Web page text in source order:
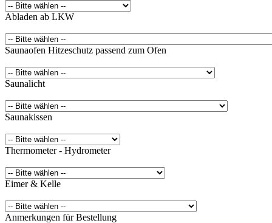
Abladen ab LKW
Saunaofen Hitzeschutz passend zum Ofen
Saunalicht
Saunakissen
Thermometer - Hydrometer
Eimer & Kelle
Anmerkungen für Bestellung